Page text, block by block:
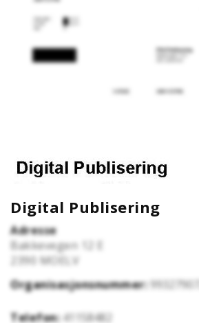
Digital Publisering
Adresse
Bakkevegen 12 E
2390 MOELV
Organisasjonsnummer: 993279072
Telefon: 41158482